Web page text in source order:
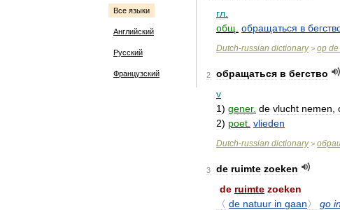
Все языки
Английский
Русский
Французский
гл
общ обращаться в
Dutch-russian dictionary> op de
2 обращаться в бегство
v
1) gener. de vlucht nemen
2) poet vlieden
Dutch-russian dictionary>
3 de ruimte zoeken
de ruimte zoeken
〈 de natuur in gaan〉 go